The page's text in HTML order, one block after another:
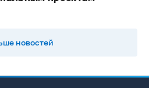
новостей